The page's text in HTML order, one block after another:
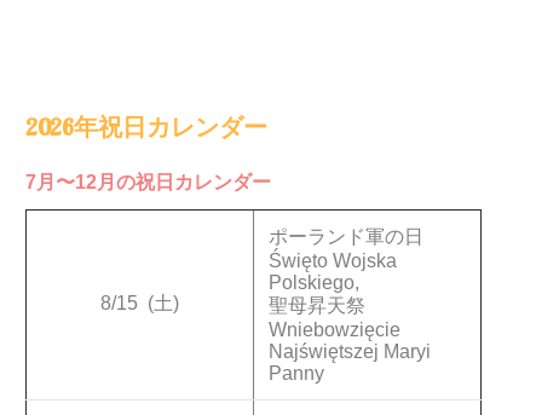
2026年祝日カレンダー
7月〜12月の祝日カレンダー
8/15 (土)
ポーランド軍の日
Święto Wojska
Polskiego,
聖母昇天祭
Wniebowzięcie
Najświętszej Maryi
Panny